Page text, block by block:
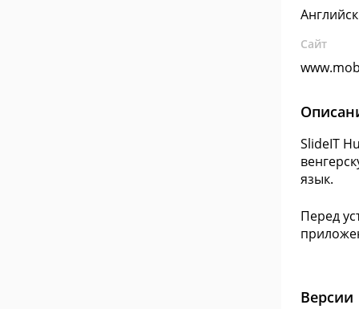
Сайт
SlideIT
язык.
Перед
Версии